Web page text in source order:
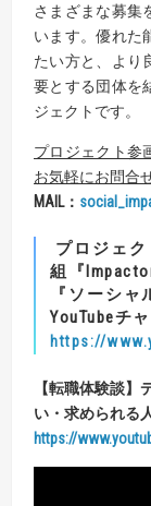
さまざまな募集
います。優れた
たい方と、より
要とする団体を
ジェクトです。
プロジェクト参
お気軽にお問合
MAIL：
プロジェ
組『
『ソーシ
YouTubeチ
https://
【転職体験談】
い・求められる
https://